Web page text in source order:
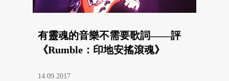
有靈魂的音樂不需要歌詞——評
《Rumble：印地安搖滾魂》
14.09.2017